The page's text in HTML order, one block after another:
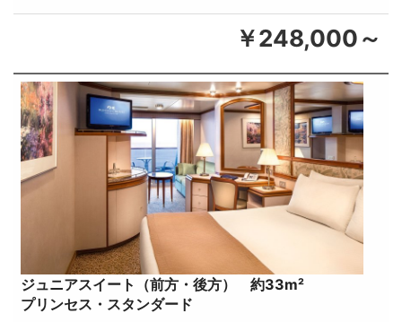
￥248,000～
ジュニアスイート（前方・後方） 約33m²
プリンセス・スタンダード